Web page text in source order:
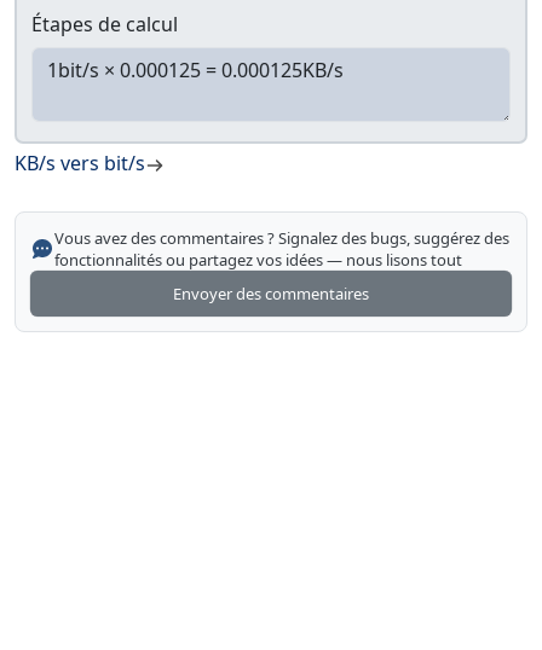
Étapes de calcul
KB/s vers bit/s
Vous avez des commentaires ? Signalez des bugs, suggérez des
fonctionnalités ou partagez vos idées — nous lisons tout
Envoyer des commentaires